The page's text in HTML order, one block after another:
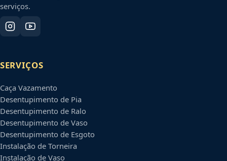
serviços.
SERVIÇOS
Caça Vazamento
Desentupimento de Pia
Desentupimento de Ralo
Desentupimento de Vaso
Desentupimento de Esgoto
Instalação de Torneira
Instalação de Vaso